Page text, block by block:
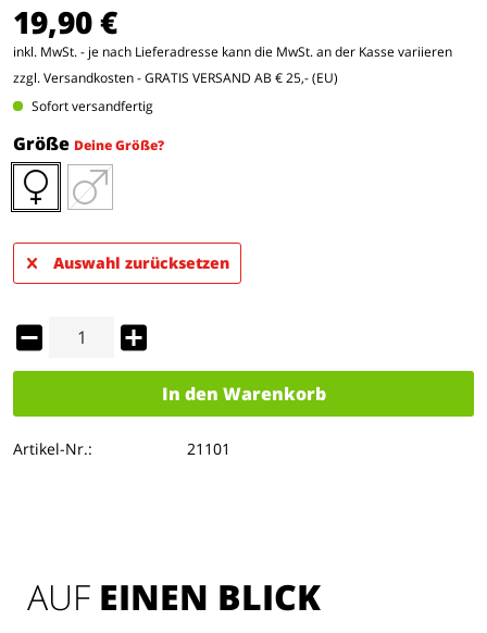
19,90 €
inkl. MwSt. - je nach Lieferadresse kann die MwSt. an der Kasse variieren
zzgl. Versandkosten- GRATIS VERSAND AB € 25,- (EU)
Sofort versandfertig
Größe Deine Größe?
Auswahl zurücksetzen
In den Warenkorb
Artikel-Nr.: 21101
AUF EINEN BLICK